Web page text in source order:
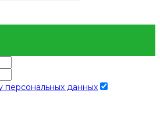
персональных данных